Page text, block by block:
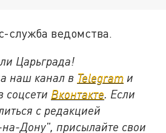
служба ведомства.
Царьграда!
наш канал в Telegram и
соцсети Вконтакте. Если
с редакцией
Дону", присылайте свои